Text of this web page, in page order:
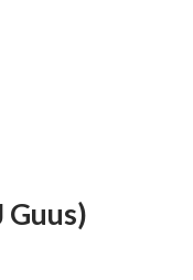
Guus)